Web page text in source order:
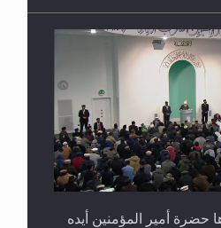
حضرة أمير المؤمنين أيده